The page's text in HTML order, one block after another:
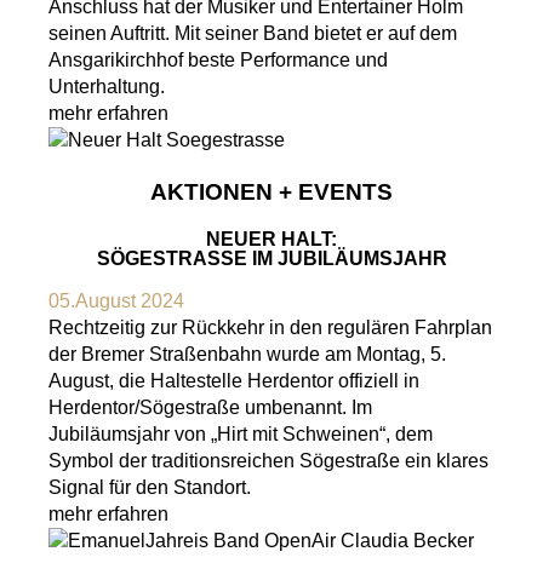
Anschluss hat der Musiker und Entertainer Holm
seinen Auftritt. Mit seiner Band bietet er auf dem
Ansgarikirchhof beste Performance und
Unterhaltung.
mehr erfahren
AKTIONEN + EVENTS
NEUER HALT:
SÖGESTRASSE IM JUBILÄUMSJAHR
05.August 2024
Rechtzeitig zur Rückkehr in den regulären Fahrplan
der Bremer Straßenbahn wurde am Montag, 5.
August, die Haltestelle Herdentor offiziell in
Herdentor/Sögestraße umbenannt. Im
Jubiläumsjahr von „Hirt mit Schweinen“, dem
Symbol der traditionsreichen Sögestraße ein klares
Signal für den Standort.
mehr erfahren